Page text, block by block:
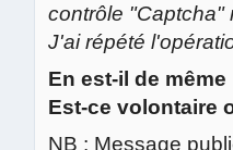
contrôle "Captcha"
J'ai répété
En est-il de
Est-ce volontaire
NB : Message